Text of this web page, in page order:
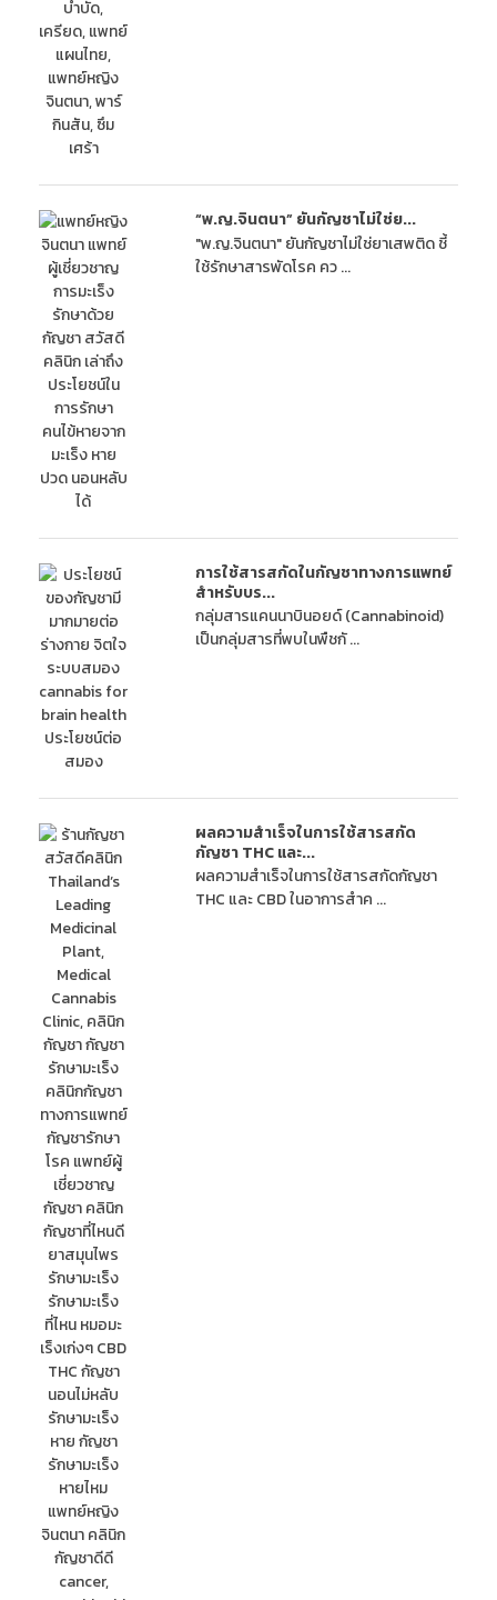
“พ.ญ.จินตนา” ยันกัญชาไม่ใช่ย...
"พ.ญ.จินตนา" ยันกัญชาไม่ใช่ยาเสพติด ชี้
ใช้รักษาสารพัดโรค คว ...
การใช้สารสกัดในกัญชาทางการแพทย์
สำหรับบร...
กลุ่มสารแคนนาบินอยด์ (Cannabinoid)
เป็นกลุ่มสารที่พบในพืชกั ...
ผลความสำเร็จในการใช้สารสกัด
กัญชา THC และ...
ผลความสำเร็จในการใช้สารสกัดกัญชา
THC และ CBD ในอาการสำค ...